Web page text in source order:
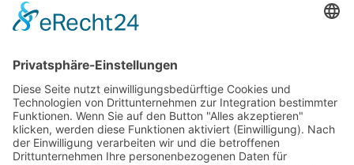
Spandau) von Anika Steinborn (Foto...
Buy now